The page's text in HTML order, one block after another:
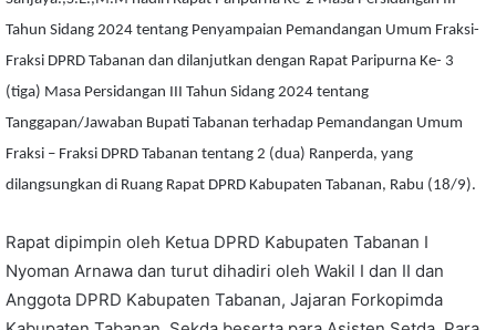
Tahun Sidang 2024 tentang Penyampaian Pemandangan Umum Fraksi-
Fraksi DPRD Tabanan dan dilanjutkan dengan Rapat Paripurna Ke- 3
(tiga) Masa Persidangan III Tahun Sidang 2024 tentang
Tanggapan/Jawaban Bupati Tabanan terhadap Pemandangan Umum
Fraksi – Fraksi DPRD Tabanan tentang 2 (dua) Ranperda, yang
dilangsungkan di Ruang Rapat DPRD Kabupaten Tabanan, Rabu (18/9).
Rapat dipimpin oleh Ketua DPRD Kabupaten Tabanan I
Nyoman Arnawa dan turut dihadiri oleh Wakil I dan II dan
Anggota DPRD Kabupaten Tabanan, Jajaran Forkopimda